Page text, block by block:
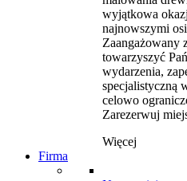
wyjątkowa
najnowszymi
Zaangażowany
towarzyszyć
wydarzenia,
specjalistyczną
celowo
Zarezerwuj
Więcej
Firma